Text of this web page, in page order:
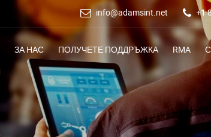
info@adamsint.net +1
ЗА НАС ПОЛУЧЕТЕ ПОДДРЪЖКА RMA